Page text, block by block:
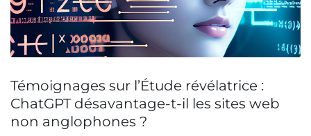
Témoignages sur l’Étude révélatrice :
ChatGPT désavantage-t-il les sites web
non anglophones ?